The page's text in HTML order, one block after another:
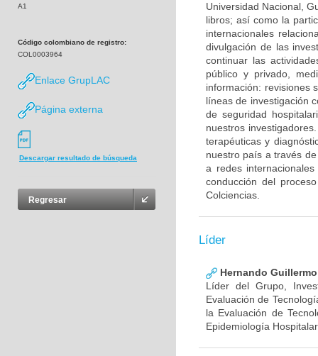
A1
Código colombiano de registro:
COL0003964
Enlace GrupLAC
Página externa
Descargar resultado de búsqueda
Regresar
Universidad Nacional,
libros; así como la
internacionales
divulgación de las
continuar las
público y privado,
información: revisiones
líneas de investigación
de seguridad
nuestros
terapéuticas y
nuestro país a través
a redes
conducción del
Colciencias.
Líder
Hernando
Líder del Grupo,
Evaluación de
la Evaluación de
Epidemiología